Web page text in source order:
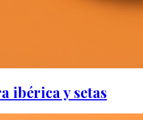
ibérica y setas